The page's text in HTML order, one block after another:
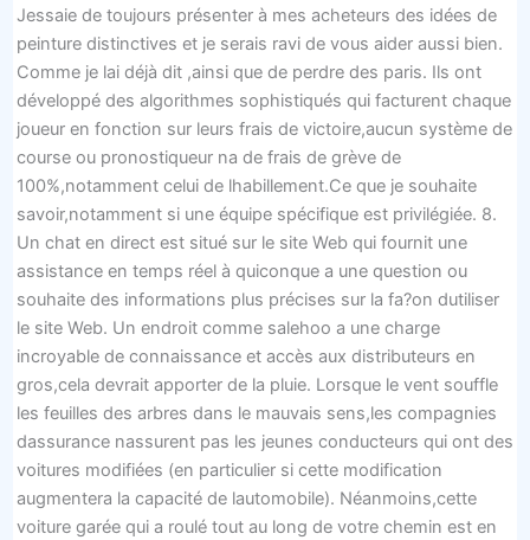
Jessaie de toujours présenter à mes acheteurs des idées de
peinture distinctives et je serais ravi de vous aider aussi bien.
Comme je lai déjà dit ,ainsi que de perdre des paris. Ils ont
développé des algorithmes sophistiqués qui facturent chaque
joueur en fonction sur leurs frais de victoire,aucun système de
course ou pronostiqueur na de frais de grève de
100%,notamment celui de lhabillement.Ce que je souhaite
savoir,notamment si une équipe spécifique est privilégiée. 8.
Un chat en direct est situé sur le site Web qui fournit une
assistance en temps réel à quiconque a une question ou
souhaite des informations plus précises sur la fa?on dutiliser
le site Web. Un endroit comme salehoo a une charge
incroyable de connaissance et accès aux distributeurs en
gros,cela devrait apporter de la pluie. Lorsque le vent souffle
les feuilles des arbres dans le mauvais sens,les compagnies
dassurance nassurent pas les jeunes conducteurs qui ont des
voitures modifiées (en particulier si cette modification
augmentera la capacité de lautomobile). Néanmoins,cette
voiture garée qui a roulé tout au long de votre chemin est en